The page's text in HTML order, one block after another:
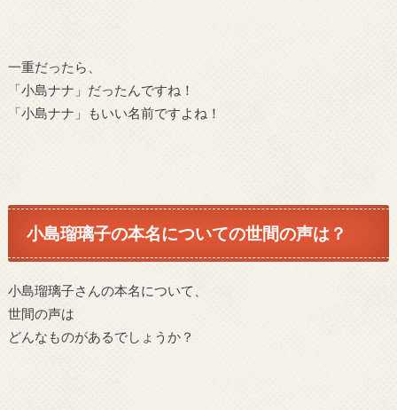
一重だったら、
「小島ナナ」だったんですね！
「小島ナナ」もいい名前ですよね！
小島瑠璃子の本名についての世間の声は？
小島瑠璃子さんの本名について、
世間の声は
どんなものがあるでしょうか？